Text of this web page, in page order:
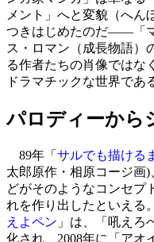
メント」へと変貌（へん
つきはじめたのだ――「
ス・ロマン（成長物語）
る作者たちの肖像ではな
ドラマチックな世界であ
パロディーから
89年「 サルでも描ける
太郎原作・相原コージ画)
どがそのようなコンセプ
れを作り出したといえる
えよペン 」は、「吼えろ
化され、2008年に「アオ